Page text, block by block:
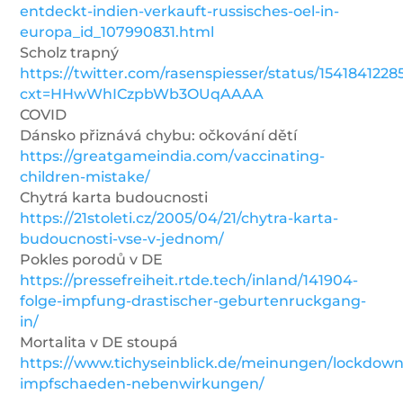
entdeckt-indien-verkauft-russisches-oel-in-
europa_id_107990831.html
Scholz trapný
https://twitter.com/rasenspiesser/status/
cxt=HHwWhICzpbWb3OUqAAAA
COVID
Dánsko přiznává chybu: očkování dětí
https://greatgameindia.com/vaccinating-
children-mistake/
Chytrá karta budoucnosti
https://21stoleti.cz/2005/04/21/chytra-karta-
budoucnosti-vse-v-jednom/
Pokles porodů v DE
https://pressefreiheit.rtde.tech/inland/141904-
folge-impfung-drastischer-geburtenruckgang-
in/
Mortalita v DE stoupá
https://www.tichyseinblick.de/meinungen/
impfschaeden-nebenwirkungen/